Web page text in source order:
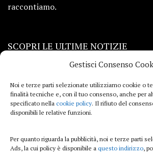
Gestisci Consenso
Noi e terze parti selezionate utilizziamo cookie o
finalità tecniche e, con il tuo consenso, anche per
specificato nella cookie policy. Il rifiuto del
disponibili le relative funzioni.
Per quanto riguarda la pubblicità, noi e terze parti
Ads, la cui policy è disponibile a questo indirizzo,
raccontiamo.
SCOPRI LE ULTIME NOTIZIE
Viaggi
Beauty e benessere
Curiosità